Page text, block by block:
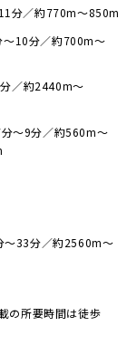
分／約770m～850m
～10分／約700m～
／約2440m～
～9分／約560m～
～33分／約2560m～
の所要時間は徒歩